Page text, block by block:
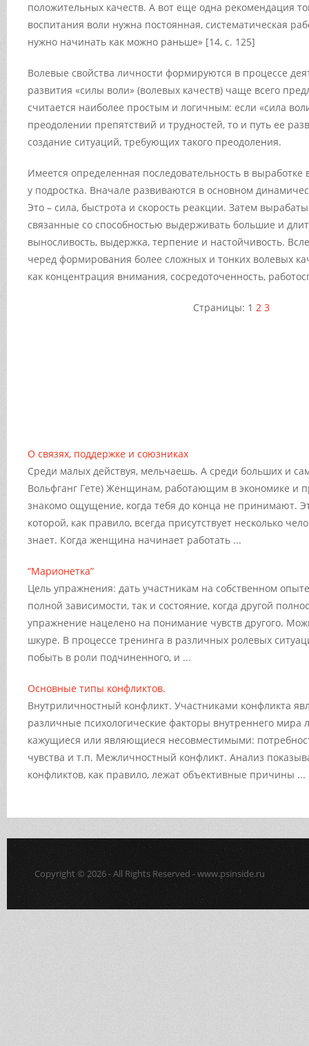
положительных качеств. А вот еще одна рекомендация
воспитания воли нужна постоянная, систематическая
нужно начинать как можно раньше» [14, с. 125]
Волевые свойства личности формируются в процессе
развития «силы воли» (волевых качеств) чаще всего
считается наиболее простым и логичным: если «сила
преодолении препятствий и трудностей, то и путь ее
создание ситуаций, требующих такого преодоления.
Имеется определенная последовательность в выработке
у подростка. Вначале развиваются в основном
Это – сила, быстрота и скорость реакции. Затем
связанные со способностью выдерживать большие и
выносливость, выдержка, терпение и настойчивость.
черед формирования более сложных и тонких волевых
как концентрация внимания, сосредоточенность,
Страницы: 1 2 3
О связях, поддержке и союзниках
Среди малых действуя, мельчаешь. А среди больших и
Вольфганг Гете) Женщинам, работающим в экономике и
знакомо ощущение, когда тебя до конца не принимают.
которой, как правило, всегда присутствует несколько
знает. Когда женщина начинает работать ...
“Марионетка”
Цель упражнения: дать участникам на собственном
полной зависимости, так и состояние, когда другой
упражнение нацелено на понимание чувств другого.
шкуре. В процессе тренинга в различных ролевых
побыть в роли подчиненного, и ...
Основные типы конфликтов.
Внутриличностный конфликт. Участниками конфликта
различные психологические факторы внутреннего мира
кажущиеся или являющиеся несовместимыми:
чувства и т.п. Межличностный конфликт. Анализ
конфликтов, как правило, лежат объективные причины ...
Copyright © 2026 - All Rights Reserved - www.psinside.ru